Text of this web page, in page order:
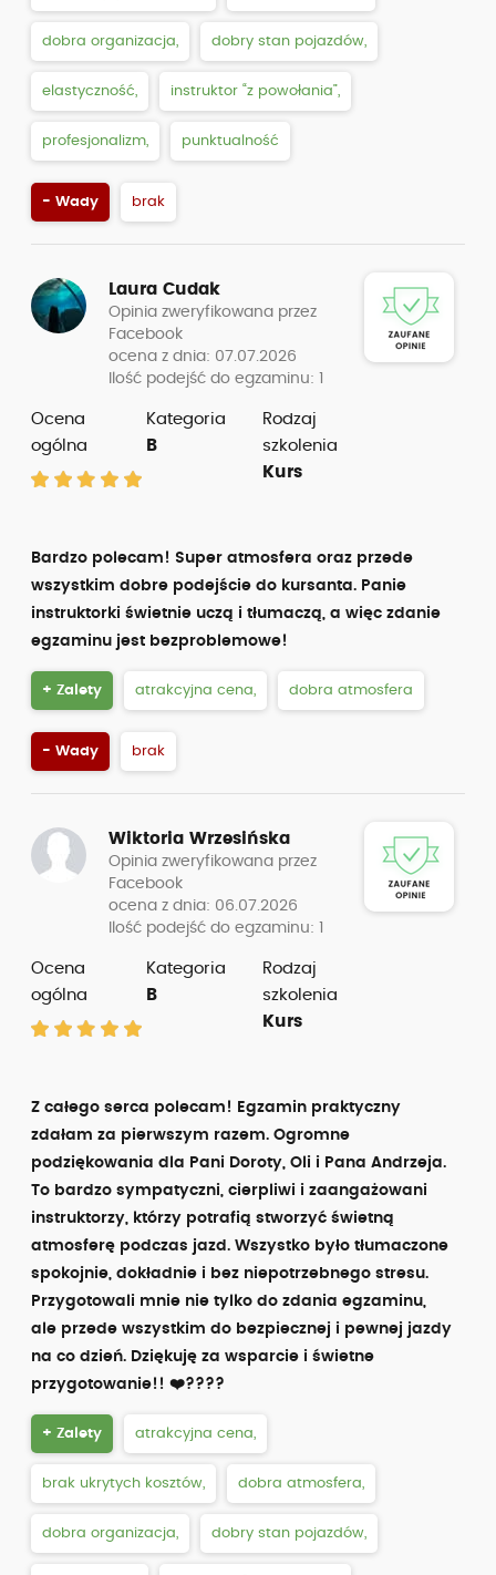
dobra organizacja, dobry stan pojazdów,
elastyczność, instruktor “z powołania”,
profesjonalizm, punktualność
- Wady brak
Laura Cudak
Opinia zweryfikowana przez
Facebook
ocena z dnia: 07.07.2026
Ilość podejść do egzaminu: 1
Ocena
ogólna
Kategoria
B
Rodzaj
szkolenia
Kurs
Bardzo polecam! Super atmosfera oraz przede
wszystkim dobre podejście do kursanta. Panie
instruktorki świetnie uczą i tłumaczą, a więc zdanie
egzaminu jest bezproblemowe!
+ Zalety atrakcyjna cena, dobra atmosfera
- Wady brak
Wiktoria Wrzesińska
Opinia zweryfikowana przez
Facebook
ocena z dnia: 06.07.2026
Ilość podejść do egzaminu: 1
Ocena
ogólna
Kategoria
B
Rodzaj
szkolenia
Kurs
Z całego serca polecam! Egzamin praktyczny
zdałam za pierwszym razem. Ogromne
podziękowania dla Pani Doroty, Oli i Pana Andrzeja.
To bardzo sympatyczni, cierpliwi i zaangażowani
instruktorzy, którzy potrafią stworzyć świetną
atmosferę podczas jazd. Wszystko było tłumaczone
spokojnie, dokładnie i bez niepotrzebnego stresu.
Przygotowali mnie nie tylko do zdania egzaminu,
ale przede wszystkim do bezpiecznej i pewnej jazdy
na co dzień. Dziękuję za wsparcie i świetne
przygotowanie!! ❤️????
+ Zalety atrakcyjna cena,
brak ukrytych kosztów, dobra atmosfera,
dobra organizacja, dobry stan pojazdów,